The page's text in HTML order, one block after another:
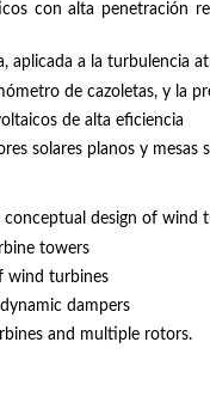
con alta penetración
aplicada a la turbulencia
de cazoletas, y la
de alta eficiencia
solares planos y mesas
design of wind
towers
wind turbines
dampers
and multiple rotors.